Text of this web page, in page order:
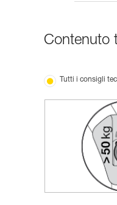
Contenuto
Tutti i consigli